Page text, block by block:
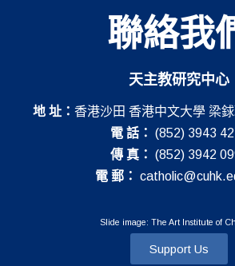
聯絡我
天主教研究中心
地 址： 香港沙田 香港中文大學 梁
電 話： (852) 3943
傳 真： (852) 3942
電 郵：
Slide image: The Art Institute of
Support Us